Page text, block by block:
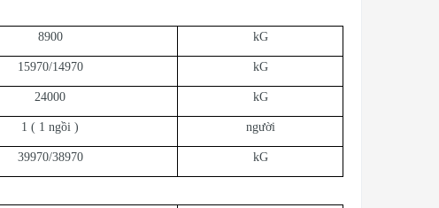
8900 kG
15970/14970 kG
24000 kG
1 ( 1 ngồi ) người
39970/38970 kG